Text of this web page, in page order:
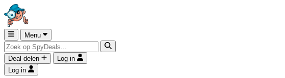
Menu
Deal delen
Log in
Log in